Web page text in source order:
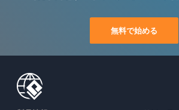
無料で始める